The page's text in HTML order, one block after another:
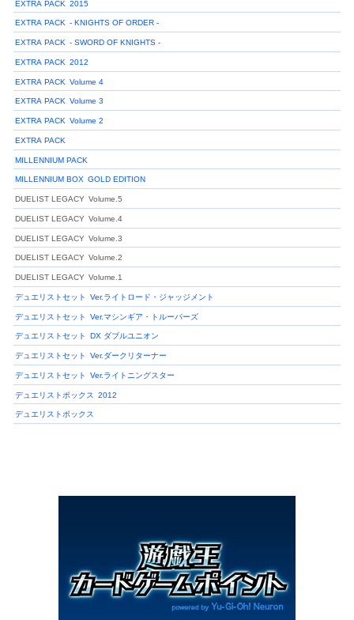
EXTRA PACK 2015
EXTRA PACK - KNIGHTS OF ORDER -
EXTRA PACK - SWORD OF KNIGHTS -
EXTRA PACK 2012
EXTRA PACK Volume 4
EXTRA PACK Volume 3
EXTRA PACK Volume 2
EXTRA PACK
MILLENNIUM PACK
MILLENNIUM BOX GOLD EDITION
DUELIST LEGACY Volume.5
DUELIST LEGACY Volume.4
DUELIST LEGACY Volume.3
DUELIST LEGACY Volume.2
DUELIST LEGACY Volume.1
デュエリストセット Ver.ライトロード・ジャッジメント
デュエリストセット Ver.マシンギア・トルーパーズ
デュエリストセット DX ダブルユニオン
デュエリストセット Ver.ダークリターナー
デュエリストセット Ver.ライトニングスター
デュエリストボックス 2012
デュエリストボックス